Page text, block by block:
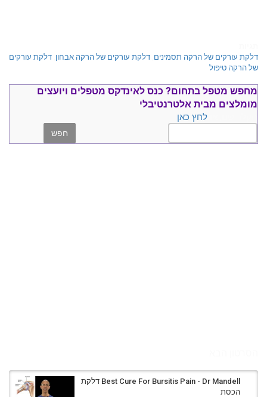
דלקת עורקים של הרקה תסמינים דלקת עורקים של הרקה אבחון דלקת עורקים
של הרקה טיפול
מחפש מטפל בתחום? כנס לאינדקס מטפלים ויועצים
מומלצים מבית אלטרנטיבלי
לחץ כאן
Best Cure For Bursitis Pain - Dr Mandell דלקת
הכסת